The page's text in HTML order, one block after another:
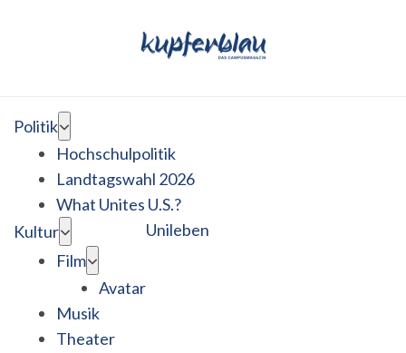
Politik
Hochschulpolitik
Landtagswahl 2026
What Unites U.S.?
Kultur
Film
Avatar
Musik
Theater
Unileben